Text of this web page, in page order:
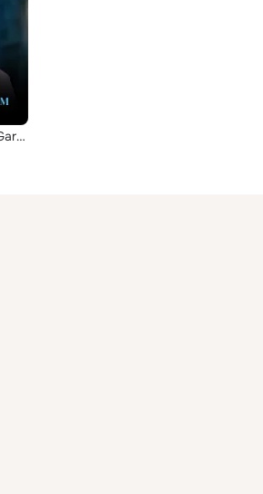
Garebe Danzo Mojan Garen Mardum